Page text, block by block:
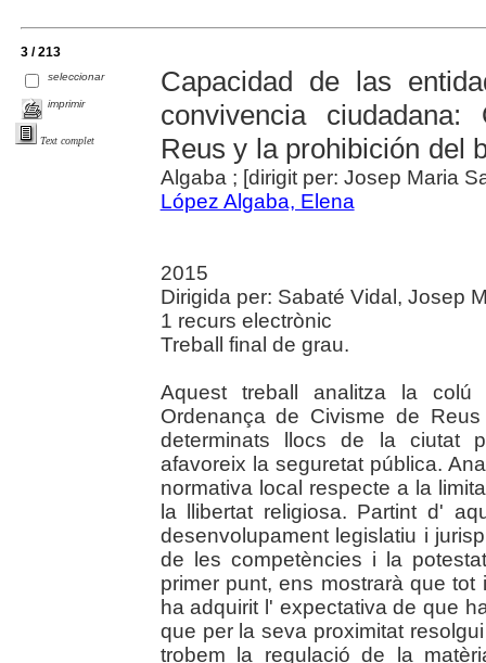
3 / 213
seleccionar
imprimir
Text complet
Capacidad de las
convivencia
Reus y la prohibición del
Algaba ; [dirigit per: Josep Maria
López Algaba, Elena
2015
Dirigida per: Sabaté Vidal, Josep
1 recurs electrònic
Treball final de grau.
Aquest treball analitza la
Ordenança de Civisme de
determinats llocs de la ciutat
afavoreix la seguretat pública.
normativa local respecte a la
la llibertat religiosa. Partint d'
desenvolupament legislatiu i
de les competències i la
primer punt, ens mostrarà que
ha adquirit l' expectativa de que
que per la seva proximitat
trobem la regulació de la